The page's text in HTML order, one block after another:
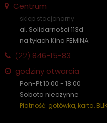
Centrum
sklep stacjonarny
al. Solidarności 113d
na tyłach Kina FEMINA
(22) 846-15-83
godziny otwarcia
Pon-Pt 10:00 - 18:00
Sobota nieczynne
Płatność: gotówka, karta, BLIK